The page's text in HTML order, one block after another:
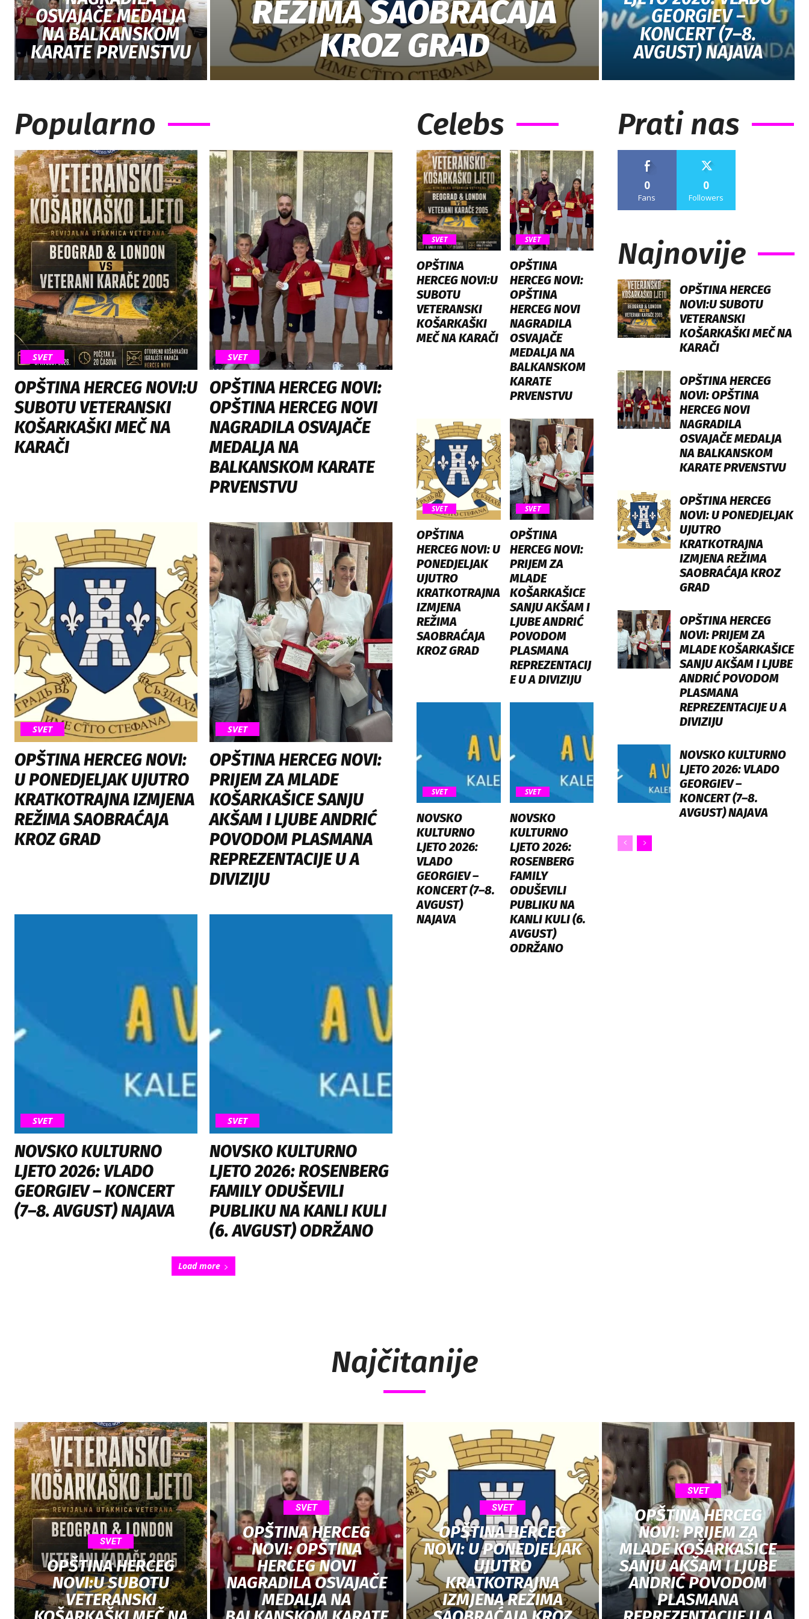
OSVAJAČE MEDALJA
NA BALKANSKOM
KARATE PRVENSTVU
REŽIMA SAOBRAĆAJA
KROZ GRAD
GEORGIEV –
KONCERT (7–8.
AVGUST) NAJAVA
Popularno
SVET
OPŠTINA HERCEG NOVI:U
SUBOTU VETERANSKI
KOŠARKAŠKI MEČ NA
KARAČI
SVET
OPŠTINA HERCEG NOVI:
OPŠTINA HERCEG NOVI
NAGRADILA OSVAJAČE
MEDALJA NA
BALKANSKOM KARATE
PRVENSTVU
SVET
OPŠTINA HERCEG NOVI:
U PONEDJELJAK UJUTRO
KRATKOTRAJNA IZMJENA
REŽIMA SAOBRAĆAJA
KROZ GRAD
SVET
OPŠTINA HERCEG NOVI:
PRIJEM ZA MLADE
KOŠARKAŠICE SANJU
AKŠAM I LJUBE ANDRIĆ
POVODOM PLASMANA
REPREZENTACIJE U A
DIVIZIJU
SVET
NOVSKO KULTURNO
LJETO 2026: VLADO
GEORGIEV – KONCERT
(7–8. AVGUST) NAJAVA
SVET
NOVSKO KULTURNO
LJETO 2026: ROSENBERG
FAMILY ODUŠEVILI
PUBLIKU NA KANLI KULI
(6. AVGUST) ODRŽANO
Load more
Celebs
SVET
OPŠTINA
HERCEG NOVI:U
SUBOTU
VETERANSKI
KOŠARKAŠKI
MEČ NA KARAČI
SVET
OPŠTINA
HERCEG NOVI:
OPŠTINA
HERCEG NOVI
NAGRADILA
OSVAJAČE
MEDALJA NA
BALKANSKOM
KARATE
PRVENSTVU
SVET
OPŠTINA
HERCEG NOVI: U
PONEDJELJAK
UJUTRO
KRATKOTRAJNA
IZMJENA
REŽIMA
SAOBRAĆAJA
KROZ GRAD
SVET
OPŠTINA
HERCEG NOVI:
PRIJEM ZA
MLADE
KOŠARKAŠICE
SANJU AKŠAM I
LJUBE ANDRIĆ
POVODOM
PLASMANA
REPREZENTACIJ
E U A DIVIZIJU
SVET
NOVSKO
KULTURNO
LJETO 2026:
VLADO
GEORGIEV –
KONCERT (7–8.
AVGUST)
NAJAVA
SVET
NOVSKO
KULTURNO
LJETO 2026:
ROSENBERG
FAMILY
ODUŠEVILI
PUBLIKU NA
KANLI KULI (6.
AVGUST)
ODRŽANO
Prati nas
0
Fans
0
Followers
Najnovije
OPŠTINA HERCEG
NOVI:U SUBOTU
VETERANSKI
KOŠARKAŠKI MEČ NA
KARAČI
OPŠTINA HERCEG
NOVI: OPŠTINA
HERCEG NOVI
NAGRADILA
OSVAJAČE MEDALJA
NA BALKANSKOM
KARATE PRVENSTVU
OPŠTINA HERCEG
NOVI: U PONEDJELJAK
UJUTRO
KRATKOTRAJNA
IZMJENA REŽIMA
SAOBRAĆAJA KROZ
GRAD
OPŠTINA HERCEG
NOVI: PRIJEM ZA
MLADE KOŠARKAŠICE
SANJU AKŠAM I LJUBE
ANDRIĆ POVODOM
PLASMANA
REPREZENTACIJE U A
DIVIZIJU
NOVSKO KULTURNO
LJETO 2026: VLADO
GEORGIEV –
KONCERT (7–8.
AVGUST) NAJAVA
Najčitanije
SVET
OPŠTINA HERCEG
NOVI:U SUBOTU
VETERANSKI
SVET
OPŠTINA HERCEG
NOVI: OPŠTINA
HERCEG NOVI
NAGRADILA OSVAJAČE
MEDALJA NA
SVET
OPŠTINA HERCEG
NOVI: U PONEDJELJAK
UJUTRO
KRATKOTRAJNA
IZMJENA REŽIMA
SVET
OPŠTINA HERCEG
NOVI: PRIJEM ZA
MLADE KOŠARKAŠICE
SANJU AKŠAM I LJUBE
ANDRIĆ POVODOM
PLASMANA